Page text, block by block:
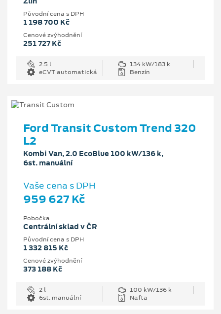
Původní cena s DPH
1 198 700 Kč
Cenové zvýhodnění
251 727 Kč
2.5 l
134 kW/183 k
eCVT automatická
Benzín
Ford Transit Custom Trend 320
L2
Kombi Van, 2.0 EcoBlue 100 kW/136 k,
6st. manuální
Vaše cena s DPH
959 627 Kč
Pobočka
Centrální sklad v ČR
Původní cena s DPH
1 332 815 Kč
Cenové zvýhodnění
373 188 Kč
2 l
100 kW/136 k
6st. manuální
Nafta